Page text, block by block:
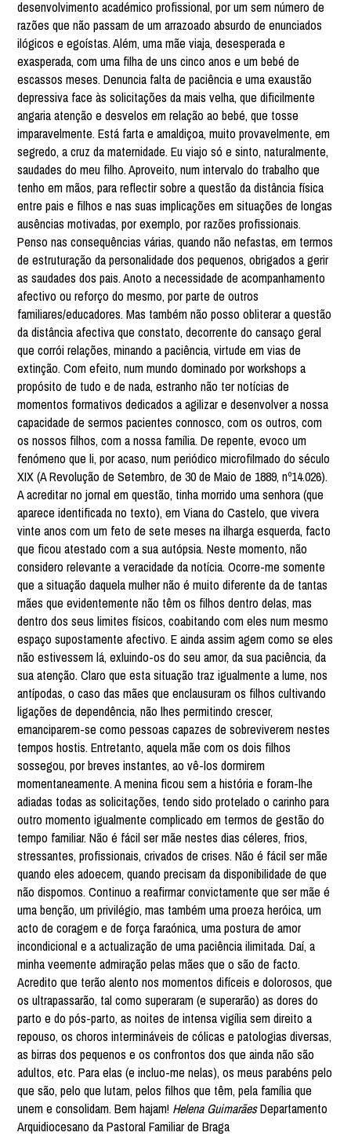
desenvolvimento académico profissional, por um sem número de
razões que não passam de um arrazoado absurdo de enunciados
ilógicos e egoístas. Além, uma mãe viaja, desesperada e
exasperada, com uma filha de uns cinco anos e um bebé de
escassos meses. Denuncia falta de paciência e uma exaustão
depressiva face às solicitações da mais velha, que dificilmente
angaria atenção e desvelos em relação ao bebé, que tosse
imparavelmente. Está farta e amaldiçoa, muito provavelmente, em
segredo, a cruz da maternidade. Eu viajo só e sinto, naturalmente,
saudades do meu filho. Aproveito, num intervalo do trabalho que
tenho em mãos, para reflectir sobre a questão da distância física
entre pais e filhos e nas suas implicações em situações de longas
ausências motivadas, por exemplo, por razões profissionais.
Penso nas consequências várias, quando não nefastas, em termos
de estruturação da personalidade dos pequenos, obrigados a gerir
as saudades dos pais. Anoto a necessidade de acompanhamento
afectivo ou reforço do mesmo, por parte de outros
familiares/educadores. Mas também não posso obliterar a questão
da distância afectiva que constato, decorrente do cansaço geral
que corrói relações, minando a paciência, virtude em vias de
extinção. Com efeito, num mundo dominado por workshops a
propósito de tudo e de nada, estranho não ter notícias de
momentos formativos dedicados a agilizar e desenvolver a nossa
capacidade de sermos pacientes connosco, com os outros, com
os nossos filhos, com a nossa família. De repente, evoco um
fenómeno que li, por acaso, num periódico microfilmado do século
XIX (A Revolução de Setembro, de 30 de Maio de 1889, nº14.026).
A acreditar no jornal em questão, tinha morrido uma senhora (que
aparece identificada no texto), em Viana do Castelo, que vivera
vinte anos com um feto de sete meses na ilharga esquerda, facto
que ficou atestado com a sua autópsia. Neste momento, não
considero relevante a veracidade da notícia. Ocorre-me somente
que a situação daquela mulher não é muito diferente da de tantas
mães que evidentemente não têm os filhos dentro delas, mas
dentro dos seus limites físicos, coabitando com eles num mesmo
espaço supostamente afectivo. E ainda assim agem como se eles
não estivessem lá, exluindo-os do seu amor, da sua paciência, da
sua atenção. Claro que esta situação traz igualmente a lume, nos
antípodas, o caso das mães que enclausuram os filhos cultivando
ligações de dependência, não lhes permitindo crescer,
emanciparem-se como pessoas capazes de sobreviverem nestes
tempos hostis. Entretanto, aquela mãe com os dois filhos
sossegou, por breves instantes, ao vê-los dormirem
momentaneamente. A menina ficou sem a história e foram-lhe
adiadas todas as solicitações, tendo sido protelado o carinho para
outro momento igualmente complicado em termos de gestão do
tempo familiar. Não é fácil ser mãe nestes dias céleres, frios,
stressantes, profissionais, crivados de crises. Não é fácil ser mãe
quando eles adoecem, quando precisam da disponibilidade de que
não dispomos. Continuo a reafirmar convictamente que ser mãe é
uma benção, um privilégio, mas também uma proeza heróica, um
acto de coragem e de força faraónica, uma postura de amor
incondicional e a actualização de uma paciência ilimitada. Daí, a
minha veemente admiração pelas mães que o são de facto.
Acredito que terão alento nos momentos difíceis e dolorosos, que
os ultrapassarão, tal como superaram (e superarão) as dores do
parto e do pós-parto, as noites de intensa vigília sem direito a
repouso, os choros intermináveis de cólicas e patologias diversas,
as birras dos pequenos e os confrontos dos que ainda não são
adultos, etc. Para elas (e incluo-me nelas), os meus parabéns pelo
que são, pelo que lutam, pelos filhos que têm, pela família que
unem e consolidam. Bem hajam! Helena GuimarãesDepartamento
Arquidiocesano da Pastoral Familiar de Braga